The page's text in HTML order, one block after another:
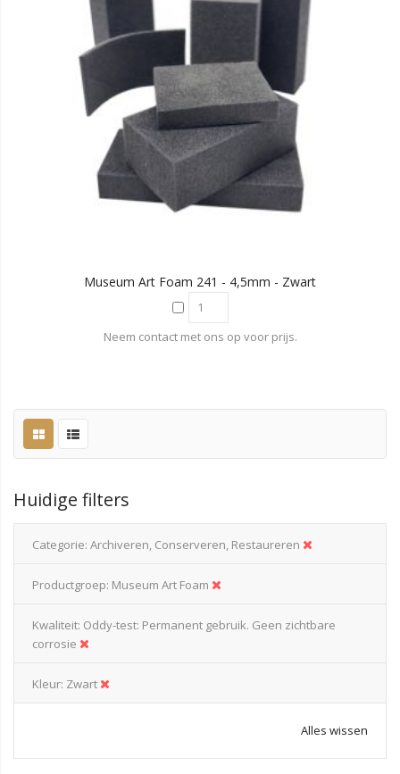
Museum Art Foam 241 - 4,5mm - Zwart
Neem contact met ons op voor prijs.
Huidige filters
Categorie Archiveren, Conserveren, Restaureren
Productgroep Museum Art Foam
Kwaliteit Oddy-test: Permanent gebruik. Geen zichtbare
corrosie
Kleur Zwart
Alles wissen